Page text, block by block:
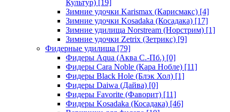
Культур) [19]
Зимние удочки Karismax (Карисмакс) [4]
Зимние удочки Kosadaka (Косадака) [17]
Зимние удилища Norstream (Норстрим) [1]
Зимние удочки Zetrix (Зетрикс) [9]
Фидерные удилища [79]
Фидеры Aqua (Аква С.-Пб.) [0]
Фидеры Cara Noble (Кара Нобле) [11]
Фидеры Black Hole (Блэк Хол) [1]
Фидеры Daiwa (Дайва) [0]
Фидеры Favorite (Фаворит) [11]
Фидеры Kosadaka (Косадака) [46]